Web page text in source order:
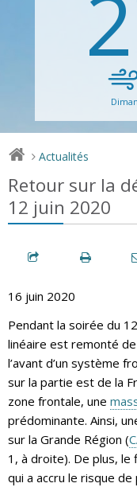
> Actualités
Retour sur la
12 juin 2020
16 juin 2020
Pendant la soirée du
linéaire est remonté
l’avant d’un système
sur la partie est de la
zone frontale, une
prédominante. Ainsi,
sur la Grande Région (
1, à droite). De plus, le
qui a accru le risque